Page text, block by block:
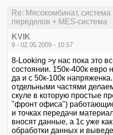
Re: Мясокомбинат,
переделов + MES-система
KVIK
9 - 02.05.2009 - 10:57
8-Looking >у нас пока это
состоянии. 150к-400к евро
да и с 50к-100к
отдельными частями
скуле в которую простые
"фронт офиса")
и точках передачи
вносят данные, а 1с уже
обработки данных и